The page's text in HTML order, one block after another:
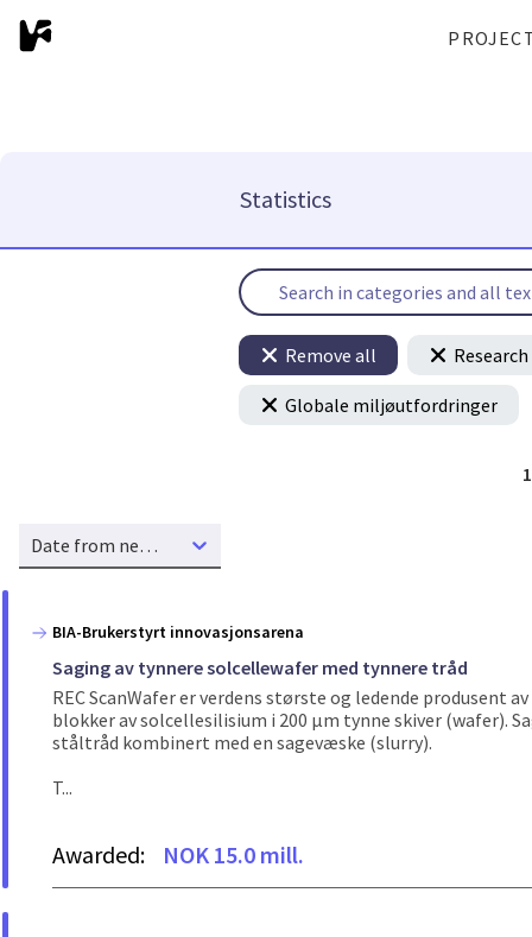
Statistics
Remove all
Globale miljøutfordringer
Date from new to old
BIA-Brukerstyrt innovasjonsarena
Saging av tynnere solcellewafer med tynnere tråd
REC ScanWafer er verdens største og ledende produsent
blokker av solcellesilisium i 200 µm tynne skiver (wafer).
ståltråd kombinert med en sagevæske (slurry).
T...
Awarded: NOK 15.0 mill.